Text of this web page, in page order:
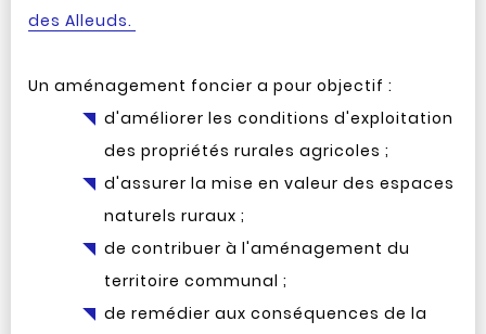
des Alleuds.
Un aménagement foncier a pour objectif :
d'améliorer les conditions d'exploitation
des propriétés rurales agricoles ;
d'assurer la mise en valeur des espaces
naturels ruraux ;
de contribuer à l'aménagement du
territoire communal ;
de remédier aux conséquences de la